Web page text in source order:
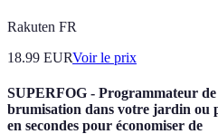
Rakuten FR
18.99 EURVoir le prix
SUPERFOG - Programmateur
brumisation dans votre jardin ou
en secondes pour économiser de